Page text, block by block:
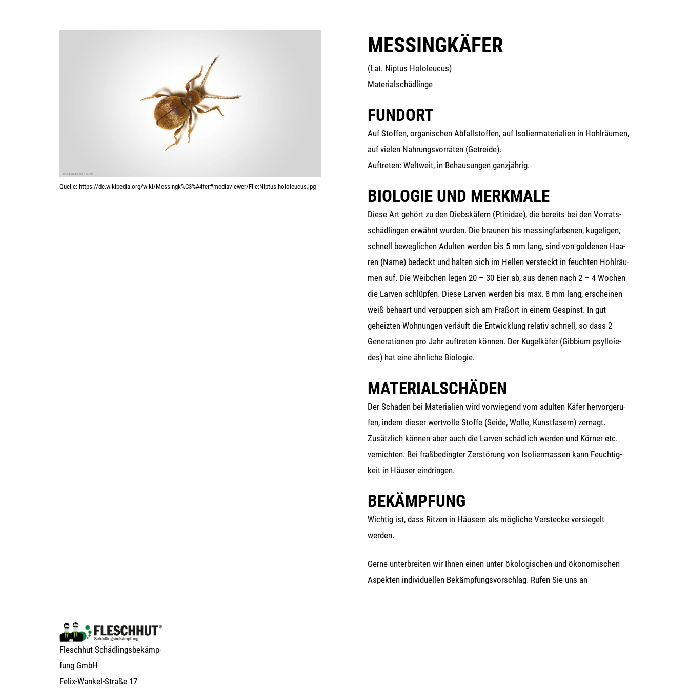
Quel­le: https://de.wikipedia.org/wiki/Messingk%C3%A4fer#mediaviewer/File:Niptus.hololeucus.jpg
MESSINGKÄFER
(Lat. Nip­tus Hololeucus)
Materialschädlinge
FUNDORT
Auf Stof­fen, orga­ni­schen Abfall­stof­fen, auf Iso­lier­ma­te­ria­li­en in Hohl­räu­men,
auf vie­len Nah­rungs­vor­rä­ten (Getrei­de).
Auf­tre­ten: Welt­weit, in Behau­sun­gen ganzjährig.
BIOLOGIE UND MERKMALE
Die­se Art gehört zu den Diebs­kä­fern (Ptin­i­dae), die bereits bei den Vor­rats­
schäd­lin­gen erwähnt wur­den. Die brau­nen bis mes­sing­far­be­nen, kuge­li­gen,
schnell beweg­li­chen Adul­ten wer­den bis 5 mm lang, sind von gol­de­nen Haa­
ren (Name) bedeckt und hal­ten sich im Hel­len ver­steckt in feuch­ten Hohl­räu­
men auf. Die Weib­chen legen 20 – 30 Eier ab, aus denen nach 2 – 4 Wochen
die Lar­ven schlüp­fen. Die­se Lar­ven wer­den bis max. 8 mm lang, erschei­nen
weiß behaart und ver­pup­pen sich am Fraß­ort in einem Gespinst. In gut
geheiz­ten Woh­nun­gen ver­läuft die Ent­wick­lung rela­tiv schnell, so dass 2
Gene­ra­tio­nen pro Jahr auf­tre­ten kön­nen. Der Kugel­kä­fer (Gib­bi­um psyl­loie­
des) hat eine ähn­li­che Biologie.
MATERIALSCHÄDEN
Der Scha­den bei Mate­ria­li­en wird vor­wie­gend vom adul­ten Käfer her­vor­ge­ru­
fen, indem die­ser wert­vol­le Stof­fe (Sei­de, Wol­le, Kunst­fa­sern) zer­nagt.
Zusätz­lich kön­nen aber auch die Lar­ven schäd­lich wer­den und Kör­ner etc.
ver­nich­ten. Bei fraß­be­ding­ter Zer­stö­rung von Iso­lier­mas­sen kann Feuch­tig­
keit in Häu­ser eindringen.
BEKÄMPFUNG
Wich­tig ist, dass Rit­zen in Häu­sern als mög­li­che Ver­ste­cke ver­sie­gelt
werden.
Ger­ne unter­brei­ten wir Ihnen einen unter öko­lo­gi­schen und öko­no­mi­schen
Aspek­ten indi­vi­du­el­len Bekämp­fungs­vor­schlag. Rufen Sie uns an
Flesch­hut Schäd­lings­be­kämp­
fung GmbH
Felix-Wan­kel-Stra­ße 17